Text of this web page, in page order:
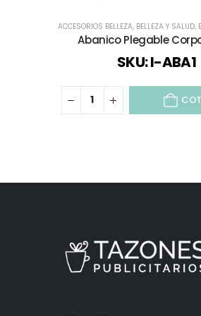
ACCESORIOS BELLEZA, BELLEZA Y SALUD,
Abanico Plegable
SKU: I-ABA1